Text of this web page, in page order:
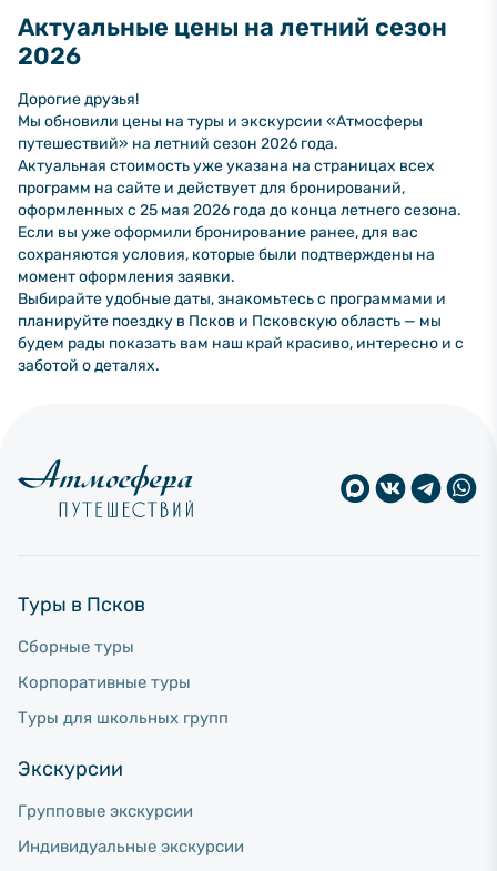
Актуальные цены на летний сезон
2026
Дорогие друзья!
Мы обновили цены на туры и экскурсии «Атмосферы
путешествий» на летний сезон 2026 года.
Актуальная стоимость уже указана на страницах всех
программ на сайте и действует для бронирований,
оформленных с 25 мая 2026 года до конца летнего сезона.
Если вы уже оформили бронирование ранее, для вас
сохраняются условия, которые были подтверждены на
момент оформления заявки.
Выбирайте удобные даты, знакомьтесь с программами и
планируйте поездку в Псков и Псковскую область — мы
будем рады показать вам наш край красиво, интересно и с
заботой о деталях.
Туры в Псков
Сборные туры
Корпоративные туры
Туры для школьных групп
Экскурсии
Групповые экскурсии
Индивидуальные экскурсии